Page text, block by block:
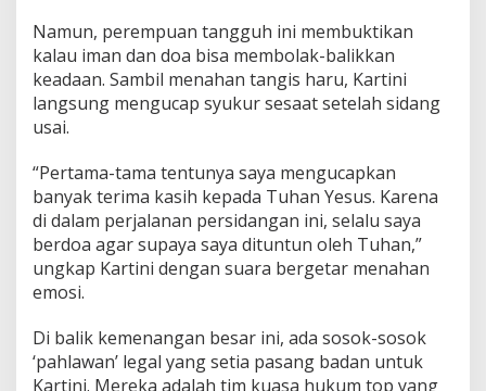
a
n
:
T
n
Y
e
s
u
s
n
t
u
Namun, perempuan tangguh ini membuktikan
kalau iman dan doa bisa membolak-balikkan
keadaan. Sambil menahan tangis haru, Kartini
langsung mengucap syukur sesaat setelah sidang
usai.
“Pertama-tama tentunya saya mengucapkan
banyak terima kasih kepada Tuhan Yesus. Karena
di dalam perjalanan persidangan ini, selalu saya
berdoa agar supaya saya dituntun oleh Tuhan,”
ungkap Kartini dengan suara bergetar menahan
emosi.
Di balik kemenangan besar ini, ada sosok-sosok
‘pahlawan’ legal yang setia pasang badan untuk
Kartini. Mereka adalah tim kuasa hukum top yang